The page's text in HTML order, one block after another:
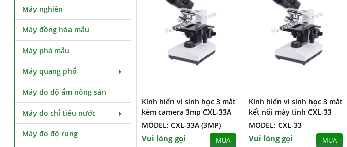
Kính hiển vi sinh học 3 mắt
kèm camera 3mp CXL-33A
MODEL: CXL-33A (3MP)
Vui lòng gọi MUA
Kính hiển vi sinh học 3 mắt
kết nối máy tính CXL-33
MODEL: CXL-33
Vui lòng gọi MUA
Máy nghiền
Máy đồng hóa mẫu
Máy phá mẫu
Máy quang phổ
Máy đo độ ẩm nông sản
Máy đo chỉ tiêu nước
Máy đo độ rung